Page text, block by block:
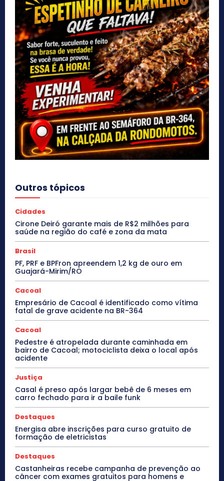
Outros tópicos
Cidades
Cirone Deiró garante mais de R$2 milhões para
saúde na região do café e zona da mata
Brasil
PF, PRF e BPFron apreendem 1,2 kg de ouro em
Guajará-Mirim/RO
Cacoal
Empresário de Cacoal é identificado como vítima
fatal de grave acidente na BR-364
Cacoal
Pedestre é atropelada durante caminhada em
bairro de Cacoal; motociclista deixa o local após
acidente
Justiça
Casal é preso após largar bebê de 6 meses em
carro fechado para ir a baile funk
Destaques
Energisa abre inscrições para curso gratuito de
formação de eletricistas
Destaques
Castanheiras recebe campanha de prevenção ao
câncer com exames gratuitos para homens e